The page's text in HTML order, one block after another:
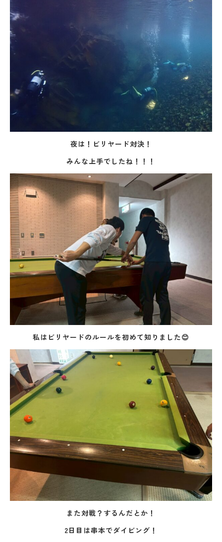
夜は！ビリヤード対決！
みんな上手でしたね！！！
私はビリヤードのルールを初めて知りました😊
また対戦？するんだとか！
2日目は串本でダイビング！